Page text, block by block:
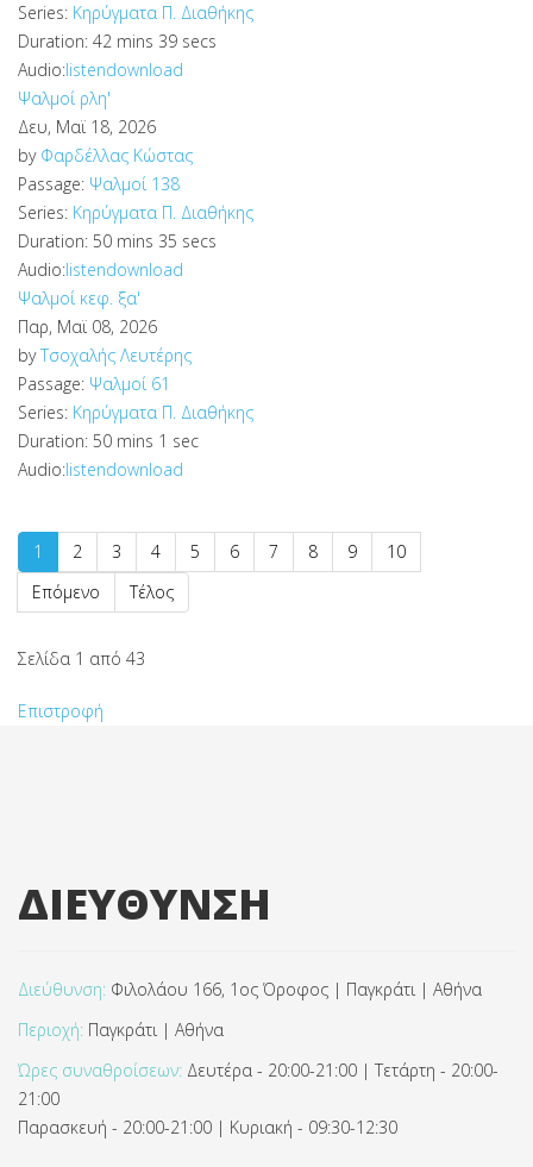
Series: Κηρύγματα Π. Διαθήκης
Duration: 42 mins 39 secs
Audio:listendownload
Ψαλμοί ρλη'
Δευ, Μαϊ 18, 2026
by Φαρδέλλας Κώστας
Passage: Ψαλμοί 138
Series: Κηρύγματα Π. Διαθήκης
Duration: 50 mins 35 secs
Audio:listendownload
Ψαλμοί κεφ. ξα'
Παρ, Μαϊ 08, 2026
byΤσοχαλής Λευτέρης
Passage: Ψαλμοί 61
Series: Κηρύγματα Π. Διαθήκης
Duration: 50 mins 1 sec
Audio:listendownload
1 2 3 4 5 6 7 8 9
10
Επόμενο
Τέλος
Σελίδα 1 από 43
Επιστροφή
ΔΙΕΥΘΥΝΣΗ
Διεύθυνση: Φιλολάου 166, 1ος Όροφος | Παγκράτι | Αθήνα
Περιοχή: Παγκράτι | Αθήνα
Ώρες συναθροίσεων: Δευτέρα - 20:00-21:00 | Τετάρτη - 20:00-
21:00
Παρασκευή - 20:00-21:00 | Κυριακή - 09:30-12:30